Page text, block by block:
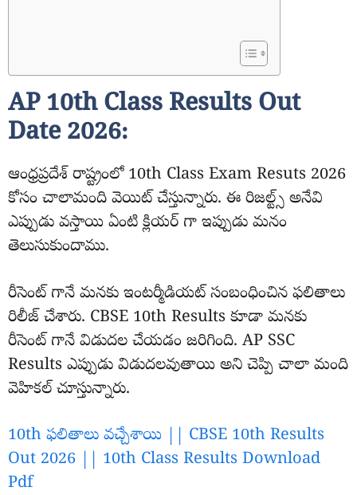
AP 10th Class Results Out
Date 2026:
ఆంధ్రప్రదేశ్ రాష్ట్రంలో 10th Class Exam Resuts 2026
కోసం చాలామంది వెయిట్ చేస్తున్నారు. ఈ రిజల్ట్స్ అనేవి
ఎప్పుడు వస్తాయి ఏంటి క్లియర్ గా ఇప్పుడు మనం
తెలుసుకుందాము.
రీసెంట్ గానే మనకు ఇంటర్మీడియట్ సంబంధించిన ఫలితాలు
రిలీజ్ చేశారు. CBSE 10th Results కూడా మనకు
రీసెంట్ గానే విడుదల చేయడం జరిగింది. AP SSC
Results ఎప్పుడు విడుదలవుతాయి అని చెప్పి చాలా మంది
వెహికల్ చూస్తున్నారు.
10th ఫలితాలు వచ్చేశాయి || CBSE 10th Results
Out 2026 || 10th Class Results Download
Pdf